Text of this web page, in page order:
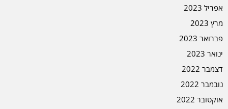
אפריל 2023
מרץ 2023
פברואר 2023
ינואר 2023
דצמבר 2022
נובמבר 2022
אוקטובר 2022